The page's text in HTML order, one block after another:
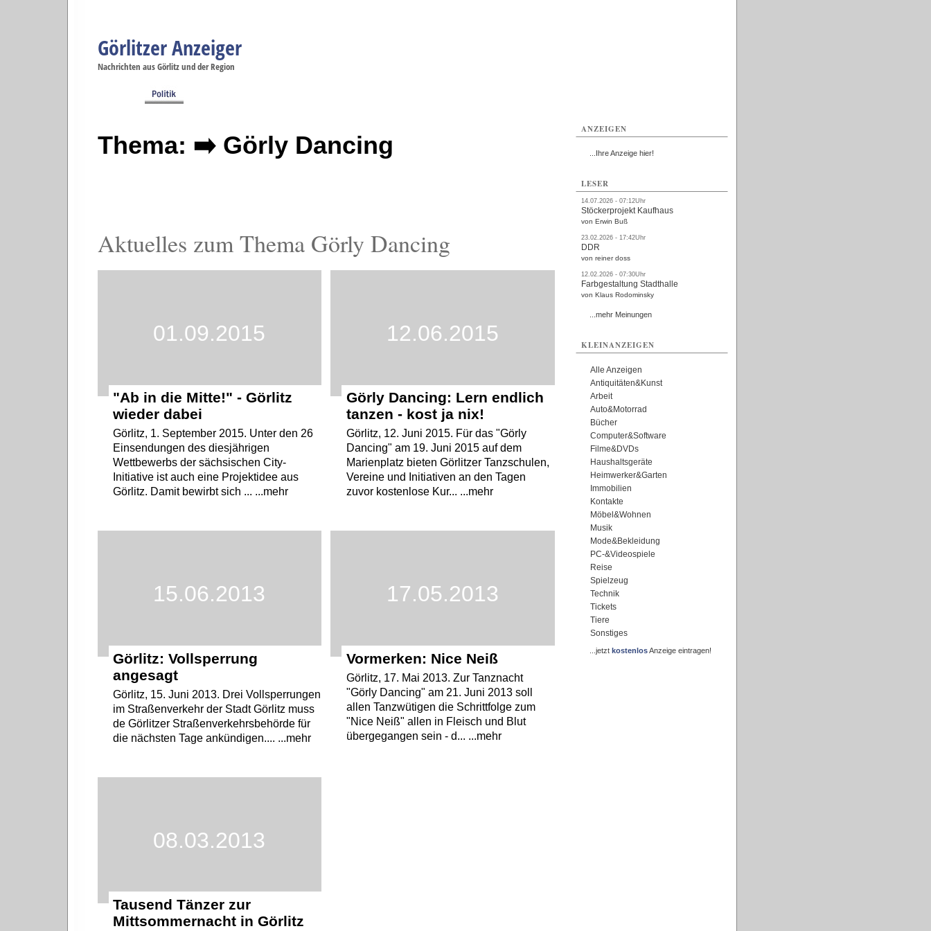
Görlitzer Anzeiger
Nachrichten aus Görlitz und der Region
Thema: ➡️ Görly Dancing
Aktuelles zum Thema Görly Dancing
01.09.2015
"Ab in die Mitte!" - Görlitz
wieder dabei
Görlitz, 1. September 2015. Unter den 26
Einsendungen des diesjährigen
Wettbewerbs der sächsischen City-
Initiative ist auch eine Projektidee aus
Görlitz. Damit bewirbt sich ... ...mehr
12.06.2015
Görly Dancing: Lern endlich
tanzen - kost ja nix!
Görlitz, 12. Juni 2015. Für das "Görly
Dancing" am 19. Juni 2015 auf dem
Marienplatz bieten Görlitzer Tanzschulen,
Vereine und Initiativen an den Tagen
zuvor kostenlose Kur... ...mehr
15.06.2013
Görlitz: Vollsperrung
angesagt
Görlitz, 15. Juni 2013. Drei Vollsperrungen
im Straßenverkehr der Stadt Görlitz muss
de Görlitzer Straßenverkehrsbehörde für
die nächsten Tage ankündigen.... ...mehr
17.05.2013
Vormerken: Nice Neiß
Görlitz, 17. Mai 2013. Zur Tanznacht
"Görly Dancing" am 21. Juni 2013 soll
allen Tanzwütigen die Schrittfolge zum
"Nice Neiß" allen in Fleisch und Blut
übergegangen sein - d... ...mehr
08.03.2013
Tausend Tänzer zur
Mittsommernacht in Görlitz
ANZEIGEN
...Ihre Anzeige hier!
LESER
14.07.2026 - 07:12Uhr
Stöckerprojekt Kaufhaus
von Erwin Buß
23.02.2026 - 17:42Uhr
DDR
von reiner doss
12.02.2026 - 07:30Uhr
Farbgestaltung Stadthalle
von Klaus Rodominsky
...mehr Meinungen
KLEINANZEIGEN
Alle Anzeigen
Antiquitäten&Kunst
Arbeit
Auto&Motorrad
Bücher
Computer&Software
Filme&DVDs
Haushaltsgeräte
Heimwerker&Garten
Immobilien
Kontakte
Möbel&Wohnen
Musik
Mode&Bekleidung
PC-&Videospiele
Reise
Spielzeug
Technik
Tickets
Tiere
Sonstiges
...jetzt kostenlosAnzeige eintragen!